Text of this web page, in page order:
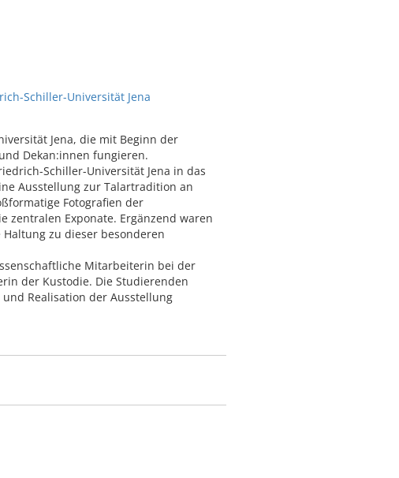
Schiller-Universität Jena
Jena, die mit Beginn der
Dekan:innen fungieren.
Schiller-Universität Jena in das
Ausstellung zur Talartradition an
Fotografien der
zentralen Exponate. Ergänzend waren
zu dieser besonderen
Mitarbeiterin bei der
der Kustodie. Die Studierenden
Realisation der Ausstellung